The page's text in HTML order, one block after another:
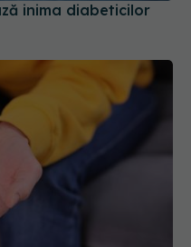
inima diabeticilor